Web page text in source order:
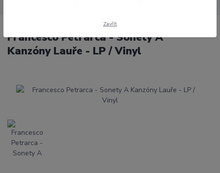
Francesco Petrarca - Sonety A
Kanzóny Lauře - LP / Vinyl
Zavřít